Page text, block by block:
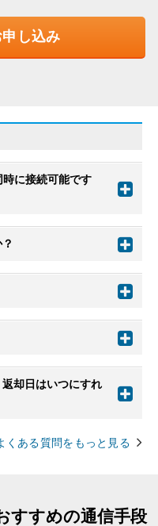
し込み
に接続可能です
却日はいつにすれ
くある質問をもっと見る
すすめの通信手段